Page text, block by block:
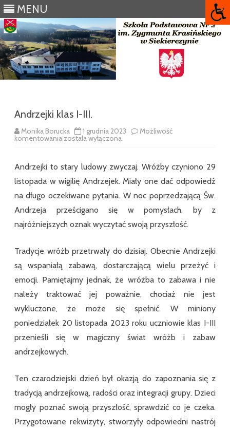
MENU
Andrzejki klas I-III.
Monika Borucka 1 grudnia 2023 Możliwość
komentowania Andrzejki
została wyłączona
Andrzejki to stary ludowy zwyczaj. Wróżby czyniono 29
listopada w wigilię Andrzejek. Miały one dać odpowiedź
na długo oczekiwane pytania. W noc poprzedzającą Św.
Andrzeja prześcigano się w pomysłach, by z
najróżniejszych oznak wyczytać swoją przyszłość.
Tradycje wróżb przetrwały do dzisiaj. Obecnie Andrzejki
są wspaniałą zabawą, dostarczającą wielu przeżyć i
emocji. Pamiętajmy jednak, że wróżba to zabawa i nie
należy traktować jej poważnie, chociaż nie jest
wykluczone, że może się spełnić. W miniony
poniedziałek 20 listopada 2023 roku uczniowie klas I-III
przenieśli się w magiczny świat wróżb i zabaw
andrzejkowych.
Ten czarodziejski dzień był okazją do zapoznania się z
tradycją andrzejkową, radości oraz integracji grupy. Dzieci
mogły poznać swoją przyszłość, sprawdzić co je czeka.
Przygotowane rekwizyty, stworzyły odpowiedni nastrój